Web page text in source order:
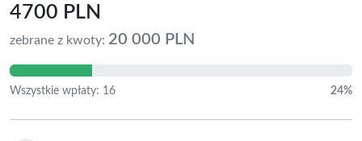
4700 PLN
zebrane z kwoty: 20 000 PLN
Wszystkie wpłaty: 16 24%